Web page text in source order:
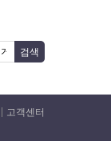
고객센터